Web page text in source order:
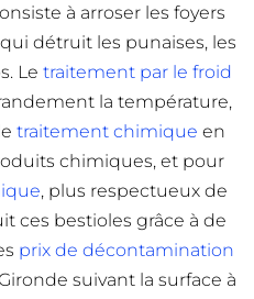
à arroser les foyers
détruit les punaises, les
Le traitement par le froid
la température,
traitement chimique en
chimiques, et pour
, plus respectueux de
ces bestioles grâce à de
prix de décontamination
suivant la surface à